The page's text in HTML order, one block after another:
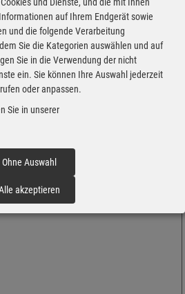
auf Ihrem Endgerät sowie
und die folgende Verarbeitung
Sie die Kategorien auswählen und auf
Sie in die Verwendung der nicht
ein. Sie können Ihre Auswahl jederzeit
oder anpassen.
Sie in unserer
Ohne Auswahl
akzeptieren